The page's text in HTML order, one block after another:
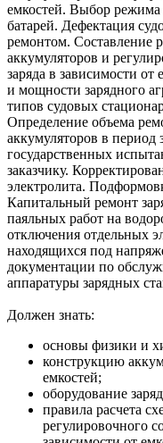
емкостей. Выбор режима
батарей. Дефектация
ремонтом. Составление
аккумуляторов и
заряда в зависимости
и мощности зарядного
типов судовых
Определение объема
аккумуляторов в период
государственных
заказчику.
электролита.
Капитальный ремонт
паяльных работ на
отключения отдельных
находящихся под
документации по
аппаратуры зарядных
Должен знать:
основы физики и
конструкцию
емкостей;
оборудование
правила расчета
регулировочного